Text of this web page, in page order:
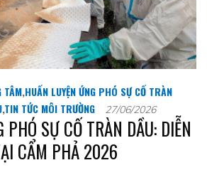
TÂM,HUẤN LUYỆN ỨNG PHÓ SỰ CỐ TRÀN
,TIN TỨC MÔI TRƯỜNG 27/06/2026
SỰ CỐ TRÀN DẦU: DIỄN
CẨM PHẢ 2026